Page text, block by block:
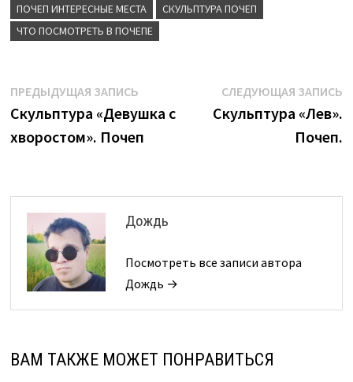
ПОЧЕП ИНТЕРЕСНЫЕ МЕСТА
СКУЛЬПТУРА ПОЧЕП
ЧТО ПОСМОТРЕТЬ В ПОЧЕПЕ
Навигация
по
записям
ПРЕДЫДУЩАЯ ЗАПИСЬПредыдущая
запись:
Скульптура «Девушка с
хворостом». Почеп
СЛЕДУЮЩАЯ ЗАПИСЬ
Скульптура «Лев».
Почеп.
Дождь
Посмотреть все записи автора
Дождь →
ВАМ ТАКЖЕ МОЖЕТ ПОНРАВИТЬСЯ